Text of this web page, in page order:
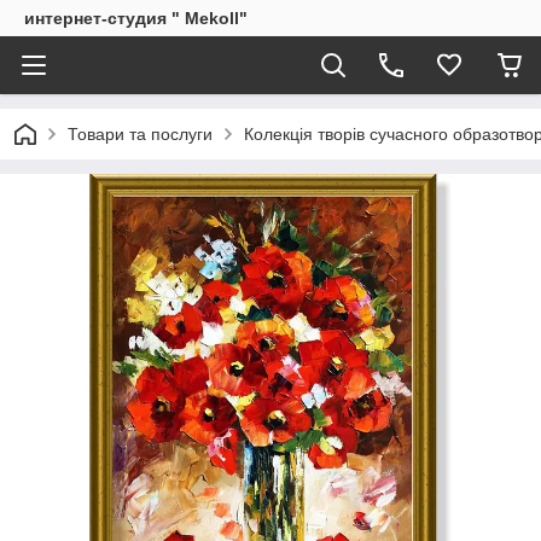
интернет-студия " Mekoll"
Товари та послуги Колекція творів сучасного